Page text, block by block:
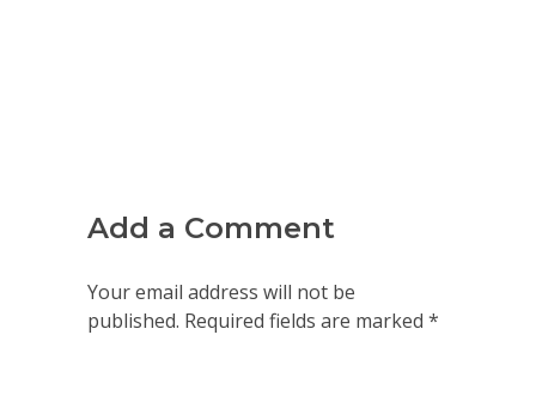
Add a Comment
Your email address will not be
published. Required fields are marked *